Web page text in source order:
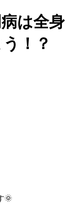
は全身
！？
🌞